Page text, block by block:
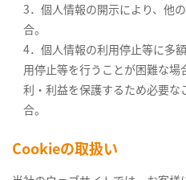
3．個人情報の開示により、他
合。
4．個人情報の利用停止等に多
用停止等を行うことが困難な
利・利益を保護するため必要
合。
Cookieの取扱い